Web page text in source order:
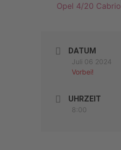
Opel 4/20 Cabrio
DATUM
Juli 06 2024
Vorbei!
UHRZEIT
8:00